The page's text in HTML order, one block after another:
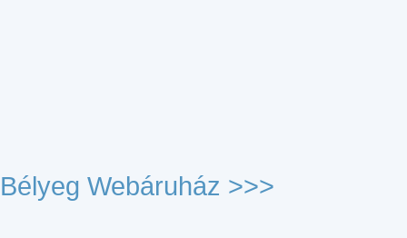
Bélyeg Webáruház >>>